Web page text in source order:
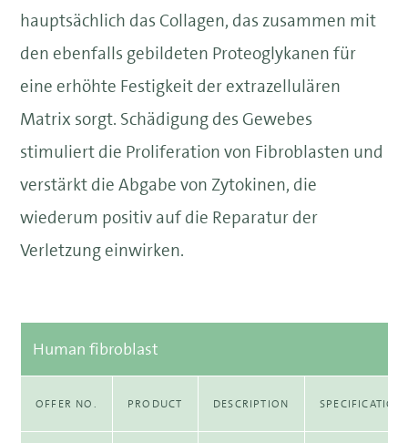
hauptsächlich das Collagen, das zusammen mit
den ebenfalls gebildeten Proteoglykanen für
eine erhöhte Festigkeit der extrazellulären
Matrix sorgt. Schädigung des Gewebes
stimuliert die Proliferation von Fibroblasten und
verstärkt die Abgabe von Zytokinen, die
wiederum positiv auf die Reparatur der
Verletzung einwirken.
Human fibroblast
OFFER NO. PRODUCT DESCRIPTION SPECIFICATION